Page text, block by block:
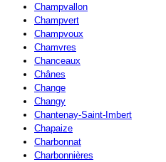
Champvallon
Champvert
Champvoux
Chamvres
Chanceaux
Chânes
Change
Changy
Chantenay-Saint-Imbert
Chapaize
Charbonnat
Charbonnières